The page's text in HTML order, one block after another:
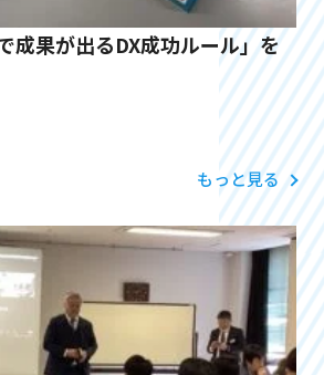
成果が出るDX成功ルール」を
もっと見る